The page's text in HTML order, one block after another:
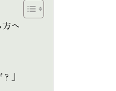
方へ
」